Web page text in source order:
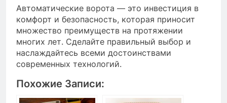
Автоматические ворота — это инвестиция в
комфорт и безопасность, которая приносит
множество преимуществ на протяжении
многих лет. Сделайте правильный выбор и
наслаждайтесь всеми достоинствами
современных технологий.
Похожие Записи: